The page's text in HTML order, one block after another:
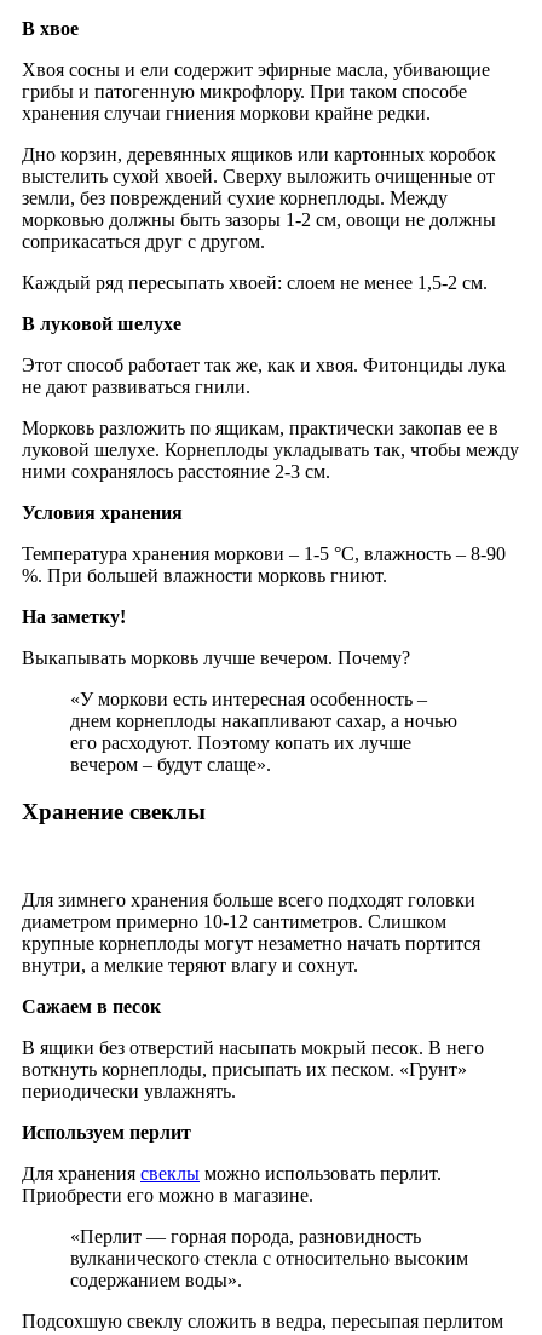
В хвое
Хвоя сосны и ели содержит эфирные масла, убивающие
грибы и патогенную микрофлору. При таком способе
хранения случаи гниения моркови крайне редки.
Дно корзин, деревянных ящиков или картонных коробок
выстелить сухой хвоей. Сверху выложить очищенные от
земли, без повреждений сухие корнеплоды. Между
морковью должны быть зазоры 1-2 см, овощи не должны
соприкасаться друг с другом.
Каждый ряд пересыпать хвоей: слоем не менее 1,5-2 см.
В луковой шелухе
Этот способ работает так же, как и хвоя. Фитонциды лука
не дают развиваться гнили.
Морковь разложить по ящикам, практически закопав ее в
луковой шелухе. Корнеплоды укладывать так, чтобы между
ними сохранялось расстояние 2-3 см.
Условия хранения
Температура хранения моркови – 1-5 °С, влажность – 8-90
%. При большей влажности морковь гниют.
На заметку!
Выкапывать морковь лучше вечером. Почему?
«У моркови есть интересная особенность –
днем корнеплоды накапливают сахар, а ночью
его расходуют. Поэтому копать их лучше
вечером – будут слаще».
Хранение свеклы
Для зимнего хранения больше всего подходят головки
диаметром примерно 10-12 сантиметров. Слишком
крупные корнеплоды могут незаметно начать портится
внутри, а мелкие теряют влагу и сохнут.
Сажаем в песок
В ящики без отверстий насыпать мокрый песок. В него
воткнуть корнеплоды, присыпать их песком. «Грунт»
периодически увлажнять.
Используем перлит
Для хранения свеклы можно использовать перлит.
Приобрести его можно в магазине.
«Перлит — горная порода, разновидность
вулканического стекла с относительно высоким
содержанием воды».
Подсохшую свеклу сложить в ведра, пересыпая перлитом